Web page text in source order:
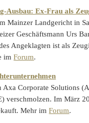
Ausbau: Ex-Frau als
Mainzer Landgericht in
Geschäftsmann Urs
Angeklagten ist als
imForum.
Axa Corporate Solutions
verschmolzen. Im März
Mehr imForum.